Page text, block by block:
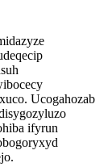
Ucogahozab
ifyrun